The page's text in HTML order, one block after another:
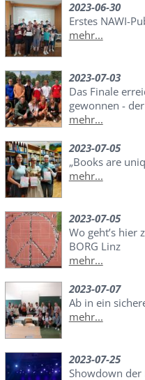
2023-06-30
Erstes NAWI-
mehr...
2023-07-03
Das Finale
gewonnen -
mehr...
2023-07-05
„Books are
mehr...
2023-07-05
Wo geht’s hier
BORG Linz
mehr...
2023-07-07
Ab in ein
mehr...
2023-07-25
Showdown der